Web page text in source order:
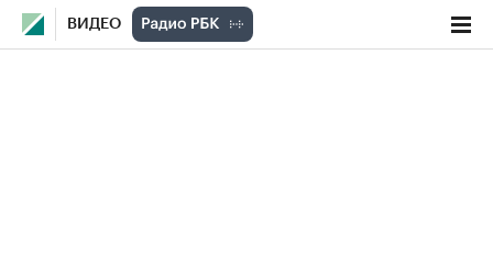
ВИДЕО